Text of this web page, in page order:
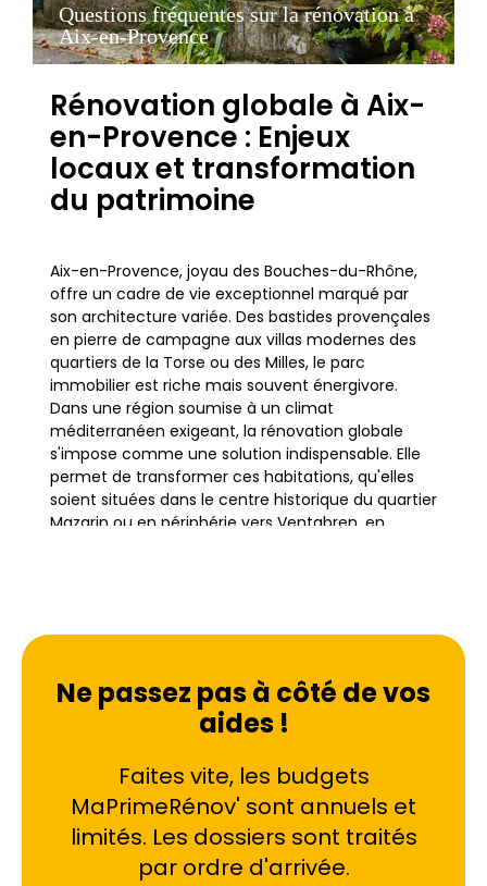
Questions fréquentes sur la rénovation à
Aix-en-Provence
Rénovation globale à Aix-
en-Provence : Enjeux
locaux et transformation
du patrimoine
Aix-en-Provence, joyau des Bouches-du-Rhône,
offre un cadre de vie exceptionnel marqué par
son architecture variée. Des bastides provençales
en pierre de campagne aux villas modernes des
quartiers de la Torse ou des Milles, le parc
immobilier est riche mais souvent énergivore.
Dans une région soumise à un climat
méditerranéen exigeant, la rénovation globale
s'impose comme une solution indispensable. Elle
permet de transformer ces habitations, qu'elles
soient situées dans le centre historique du quartier
Mazarin ou en périphérie vers Ventabren, en
des étés caniculaires avec une forte exposition
le Mistral peut se faire sentir. La rénovation
complète ne se limite pas à un simple
rafraîchissement esthétique ; elle vise une
clair : améliorer l'isolation thermique et phonique
tout en modernisant les systèmes de chauffage
et de ventilation. Cette approche holistique est
essentielle pour répondre aux nouvelles normes
environnementales et aux exigences de confort
Ne passez pas à côté de vos
aides !
Faites vite, les budgets
MaPrimeRénov' sont annuels et
limités. Les dossiers sont traités
par ordre d'arrivée.